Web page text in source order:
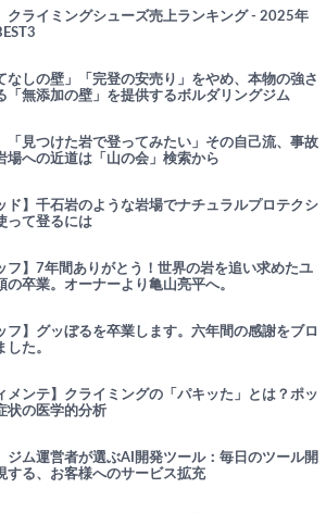
クライミングシューズ売上ランキング - 2025年
なしの壁」「完登の安売り」をやめ、本物の強さ
「無添加の壁」を提供するボルダリングジム
「見つけた岩で登ってみたい」その自己流、事故
場への近道は「山の会」検索から
ド】千石岩のような岩場でナチュラルプロテクシ
って登るには
フ】7年間ありがとう！世界の岩を追い求めたユ
の卒業。オーナーより亀山亮平へ。
フ】グッぼるを卒業します。六年間の感謝をブロ
した。
メンテ】クライミングの「パキッた」とは？ポッ
状の医学的分析
ジム運営者が選ぶAI開発ツール：毎日のツール開
する、お客様へのサービス拡充